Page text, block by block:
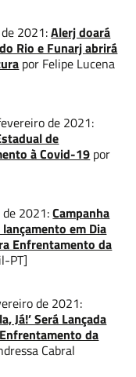
2021:Alerj doará
Rio e Funarj abrirá
por Felipe Lucena
de 2021:
de
à Covid-19 por
2021:Campanha
lançamento em Dia
Enfrentamento da
PT]
de 2021:
Já!’ Será Lançada
da
Cabral